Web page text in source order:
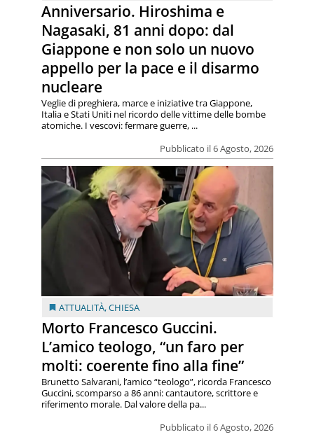
Anniversario. Hiroshima e
Nagasaki, 81 anni dopo: dal
Giappone e non solo un nuovo
appello per la pace e il disarmo
nucleare
Pubblicato il 6 Agosto, 2026
Veglie di preghiera, marce e iniziative tra Giappone,
Italia e Stati Uniti nel ricordo delle vittime delle bombe
atomiche. I vescovi: fermare guerre, ...
ATTUALITÀ,CHIESA
Morto Francesco Guccini.
L’amico teologo, “un faro per
molti: coerente fino alla fine”
Pubblicato il 6 Agosto, 2026
Brunetto Salvarani, l’amico “teologo”, ricorda Francesco
Guccini, scomparso a 86 anni: cantautore, scrittore e
riferimento morale. Dal valore della pa...